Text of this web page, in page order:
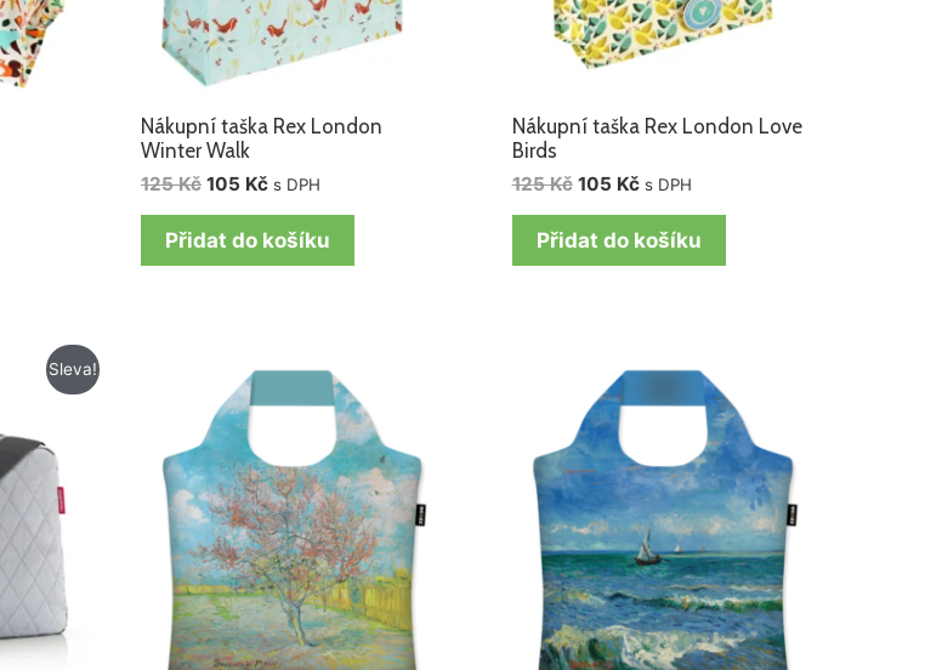
Nákupní taška Rex London
Winter Walk
125Kč 105 Kč s DPH
Přidat do košíku
Nákupní taška Rex London Love
Birds
125Kč 105 Kč s DPH
Přidat do košíku
Sleva!